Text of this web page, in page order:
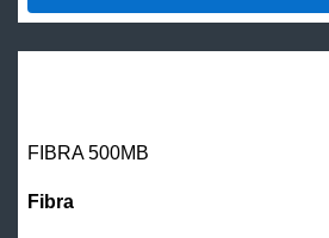
FIBRA500MB